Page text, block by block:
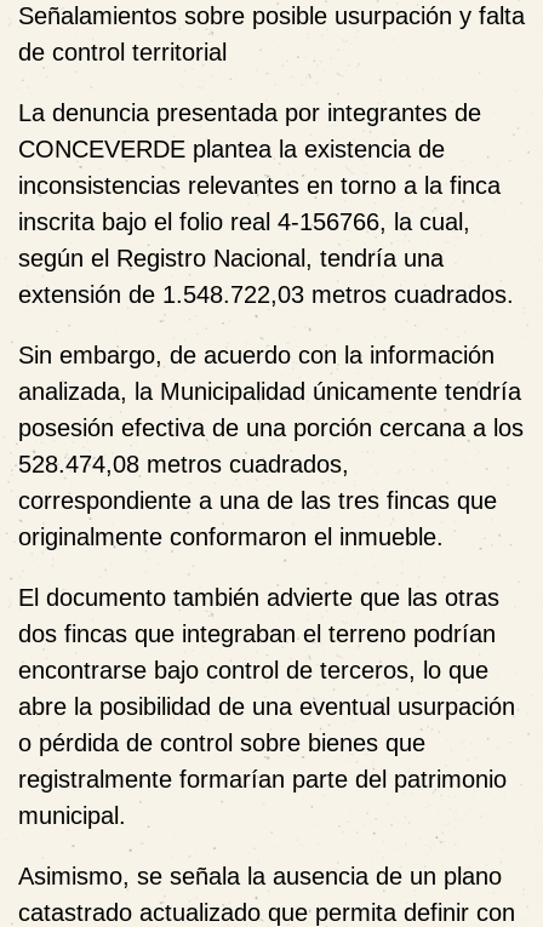
Señalamientos sobre posible usurpación y falta
de control territorial
La denuncia presentada por integrantes de
CONCEVERDE plantea la existencia de
inconsistencias relevantes en torno a la finca
inscrita bajo el folio real 4-156766, la cual,
según el Registro Nacional, tendría una
extensión de 1.548.722,03 metros cuadrados.
Sin embargo, de acuerdo con la información
analizada, la Municipalidad únicamente tendría
posesión efectiva de una porción cercana a los
528.474,08 metros cuadrados,
correspondiente a una de las tres fincas que
originalmente conformaron el inmueble.
El documento también advierte que las otras
dos fincas que integraban el terreno podrían
encontrarse bajo control de terceros, lo que
abre la posibilidad de una eventual usurpación
o pérdida de control sobre bienes que
registralmente formarían parte del patrimonio
municipal.
Asimismo, se señala la ausencia de un plano
catastrado actualizado que permita definir con